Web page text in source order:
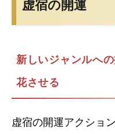
虚宿の開運
新しいジャンルへ
花させる
虚宿の開運アクショ